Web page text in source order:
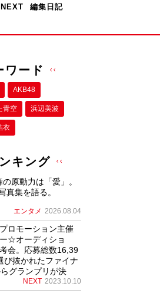
NEXT 編集日記
ワード
AKB48
⻘空 浜辺美波
衣
キング
原動力は「愛」。
真集を語る。
エンタメ 2026.08.04
ロモーション主催
☆オーディショ
会。応募総数16,39
び抜かれたファイナ
グランプリが決
NEXT 2023.10.10